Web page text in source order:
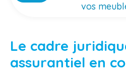
vos
Le cadre
assurantiel en